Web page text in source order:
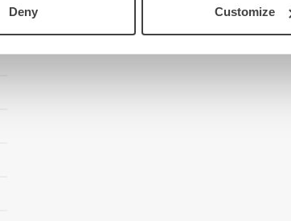
Deny Customize